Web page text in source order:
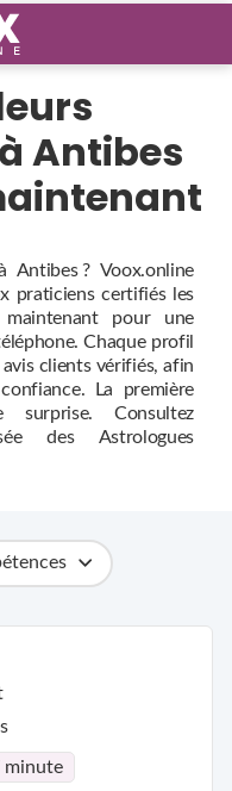
Antibes
Antibes ? Voox.online
praticiens certifiés les
pour une
Chaque profil
clients vérifiés, afin
La première
Consultez
des Astrologues
minute